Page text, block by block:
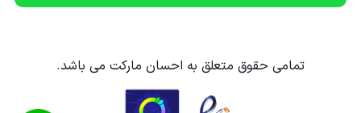
تمامی حقوق متعلق به احسان مارکت می باشد.